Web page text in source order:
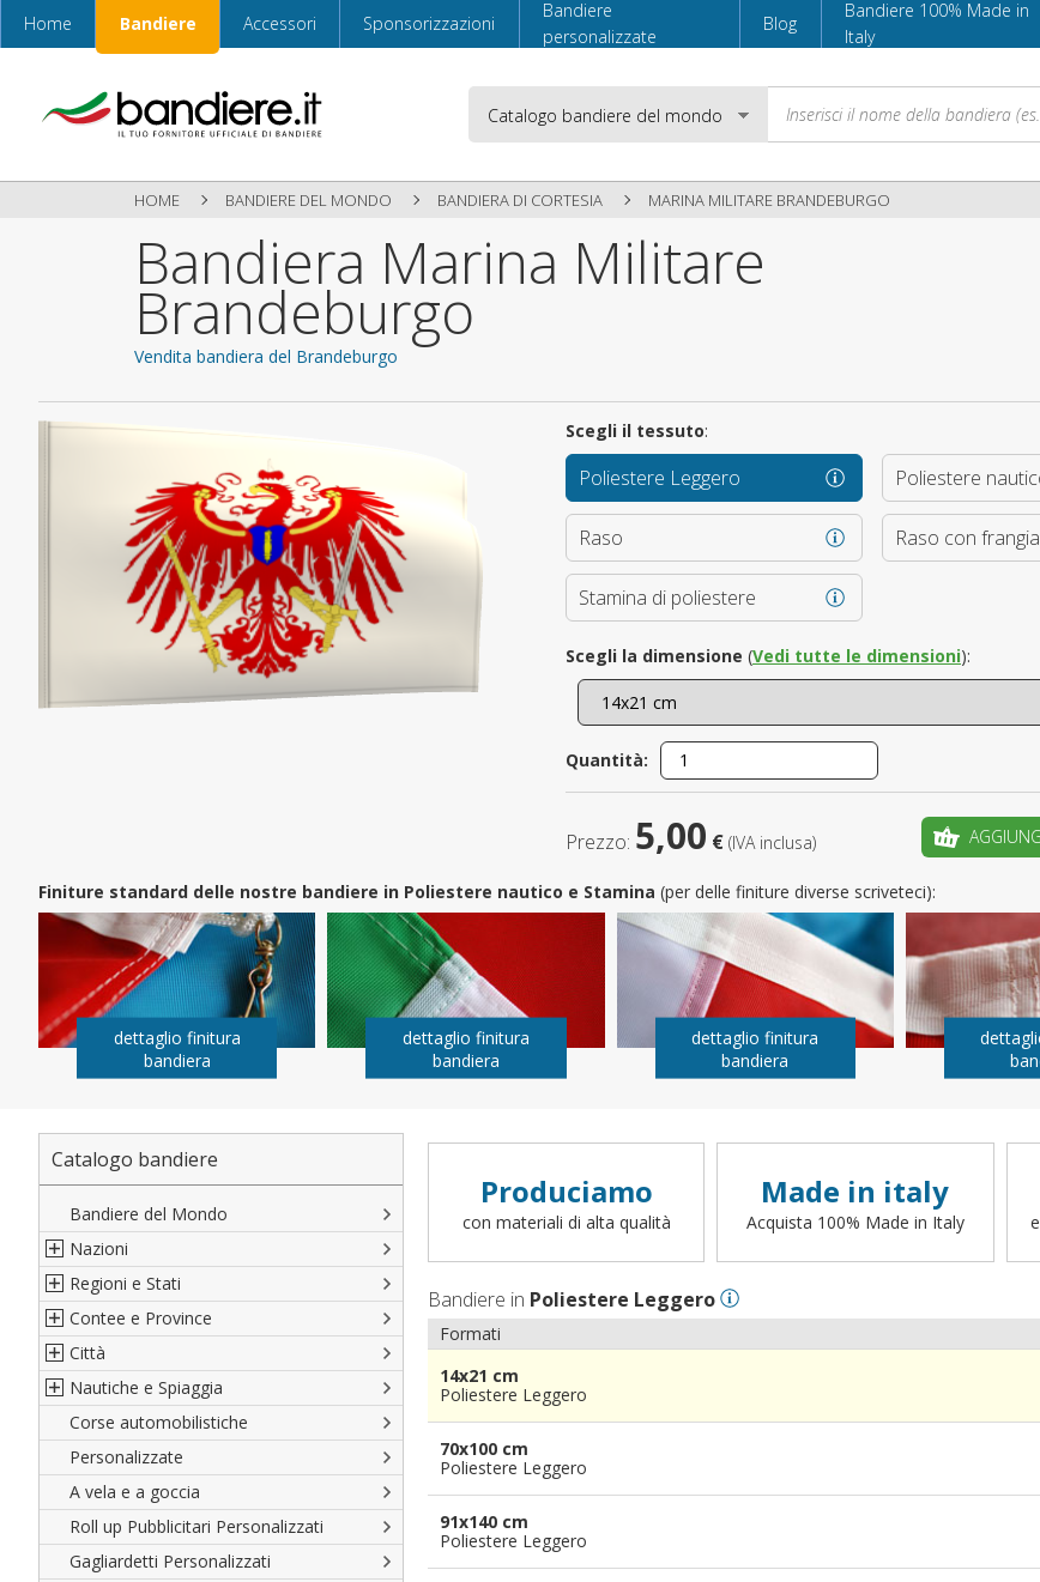
Home Bandiere Accessori Sponsorizzazioni
Bandiere
personalizzate
Blog
Bandiere 100% Made in
Italy
È il
HOME BANDIERE DEL MONDO BANDIERA DI CORTESIA MARINA MILITARE BRANDEBURGO
Bandiera Marina Militare
Brandeburgo
Vendita bandiera del Brandeburgo
Scegli il tessuto:
Poliestere Leggero Poliestere
Raso Raso con
Stamina di poliestere
Scegli la dimensione (Vedi tutte le dimensioni):
Quantità:
Prezzo: 5,00 € (IVA inclusa)
Finiture standard delle nostre bandiere in Poliestere nautico e Stamina (per delle finiture diverse scriveteci):
dettaglio finitura
bandiera
dettaglio finitura
bandiera
dettaglio finitura
bandiera
Catalogo bandiere
Bandiere del Mondo
Nazioni
Nord America
Sud America
Europa
Africa
Asia
Oceania
Regioni e Stati
Regioni italiane
Territori Italiani
Stati USA
Francesi
Spagnole
Austriache
Tedesche
Regioni varie
Contee e Province
Cantoni Svizzeri
Province Italiane
Province Spagnole
Francia d'oltremare
Territori britannici d'oltremare
Varie Province del Mondo
Città
Città Italiane
Città spagnole
Città francesi
Città del mondo
Nautiche e Spiaggia
Militari e Mercantili
Codice internazionale nautico
Gran Pavese
Da spiaggia
Di cortesia
Corse automobilistiche
Personalizzate
A vela e a goccia
Roll up Pubblicitari Personalizzati
Gagliardetti Personalizzati
Produciamo
con materiali di alta qualità
Made in italy
Acquista 100% Made in Italy
Bandiere in Poliestere Leggero
Formati
14x21 cm
Poliestere Leggero
70x100 cm
Poliestere Leggero
91x140 cm
Poliestere Leggero